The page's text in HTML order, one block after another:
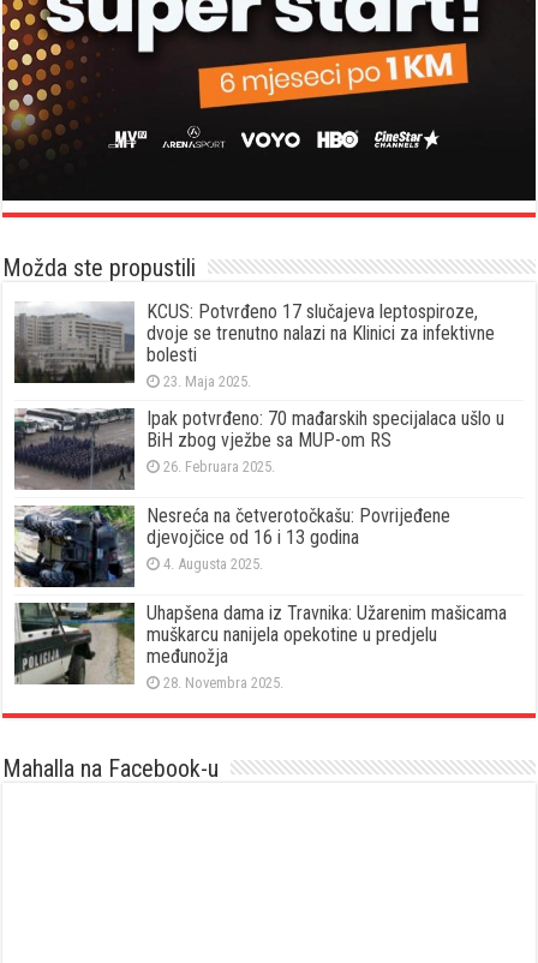
Možda ste propustili
KCUS: Potvrđeno 17 slučajeva leptospiroze,
dvoje se trenutno nalazi na Klinici za infektivne
bolesti
23. Maja 2025.
Ipak potvrđeno: 70 mađarskih specijalaca ušlo u
BiH zbog vježbe sa MUP-om RS
26. Februara 2025.
Nesreća na četverotočkašu: Povrijeđene
djevojčice od 16 i 13 godina
4. Augusta 2025.
Uhapšena dama iz Travnika: Užarenim mašicama
muškarcu nanijela opekotine u predjelu
međunožja
28. Novembra 2025.
Mahalla na Facebook-u